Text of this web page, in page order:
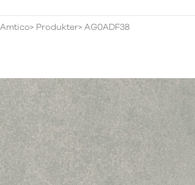
Amtico Produkter AG0ADF38